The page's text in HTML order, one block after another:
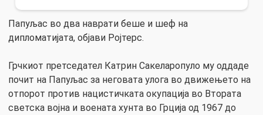
Папуљас во два наврати беше и шеф на
дипломатијата, објави Ројтерс.
Грчкиот претседател Катрин Сакеларопуло му оддаде
почит на Папуљас за неговата улога во движењето на
отпорот против нацистичката окупација во Втората
светска војна и воената хунта во Грција од 1967 до